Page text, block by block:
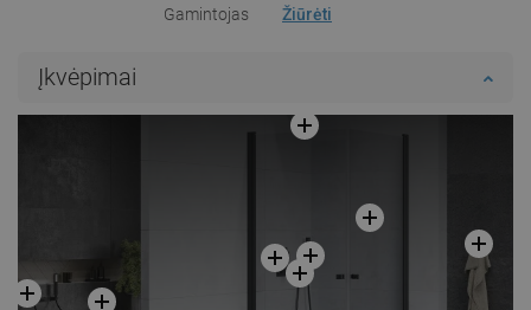
Gamintojas Žiūrėti
Įkvėpimai